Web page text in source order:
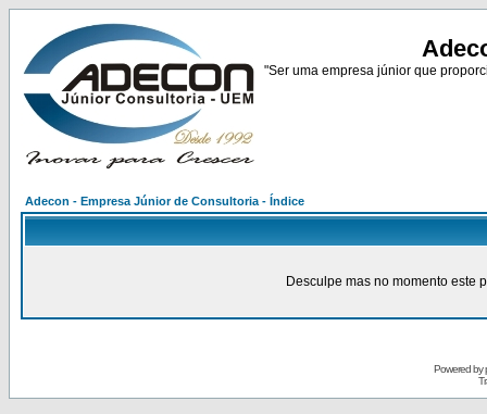
"Ser uma empresa júnior que
Adecon - Empresa Júnior de Consultoria - Índice
Desculpe mas no momento este
Powered by